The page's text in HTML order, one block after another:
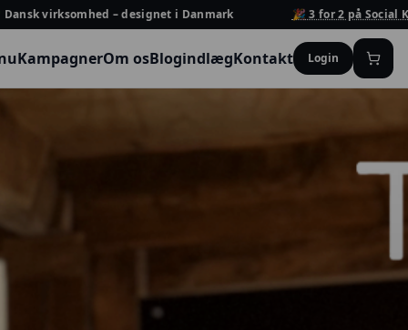
virksomhed – designet i Danmark 🎉 3 for 2 på Social
KampagnerOm osBlogindlægKontakt Login